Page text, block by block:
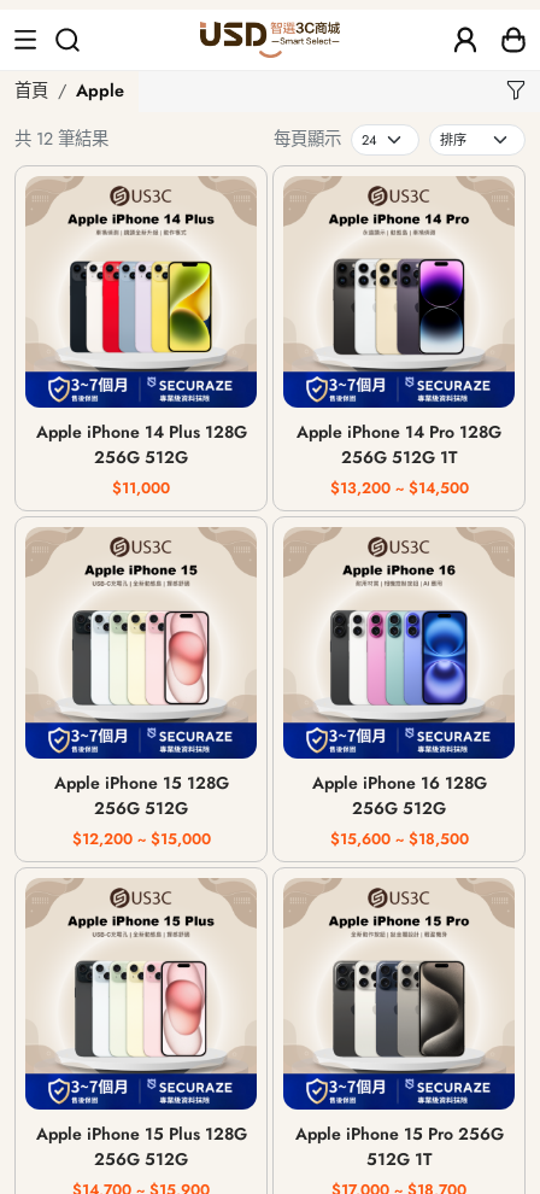
Apple
首頁
Apple
共 12 筆結果
每頁顯示
Apple iPhone 14 Plus 128G
256G 512G
$11,000
Apple iPhone 14 Pro 128G
256G 512G 1T
$13,200 ~ $14,500
Apple iPhone 15 128G
256G 512G
$12,200 ~ $15,000
Apple iPhone 16 128G
256G 512G
$15,600 ~ $18,500
Apple iPhone 15 Plus 128G
256G 512G
Apple iPhone 15 Pro 256G
512G 1T